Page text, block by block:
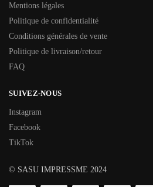
Mentions légales
Politique de confidentialité
Conditions générales de vente
Politique de livraison/retour
FAQ
SUIVEZ-NOUS
Instagram
Facebook
TikTok
© SASU IMPRESSME 2024